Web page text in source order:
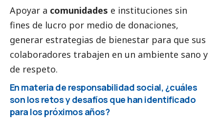
Apoyar a comunidades e instituciones sin
fines de lucro por medio de donaciones,
generar estrategias de bienestar para que sus
colaboradores trabajen en un ambiente sano y
de respeto.
En materia de responsabilidadsocial, ¿cuáles
son los retos y desafíos que han identificado
para los próximos años?